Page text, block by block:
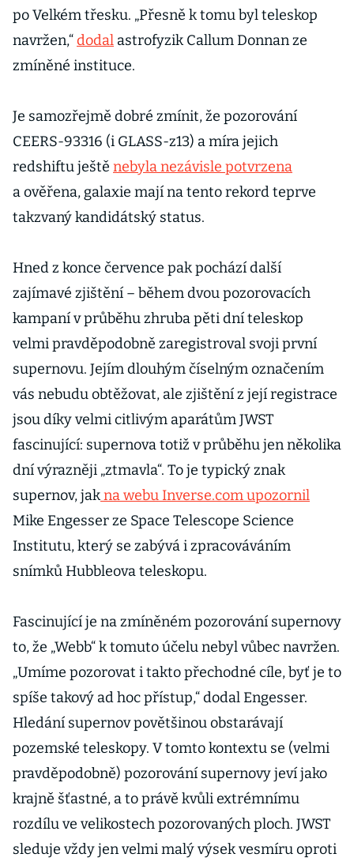
po Velkém třesku. „Přesně k tomu byl teleskop
navržen,“dodal astrofyzik Callum Donnan ze
zmíněné instituce.
Je samozřejmě dobré zmínit, že pozorování
CEERS-93316 (i GLASS-z13) a míra jejich
redshiftu ještě nebyla nezávisle potvrzena
a ověřena, galaxie mají na tento rekord teprve
takzvaný kandidátský status.
Hned z konce července pak pochází další
zajímavé zjištění – během dvou pozorovacích
kampaní v průběhu zhruba pěti dní teleskop
velmi pravděpodobně zaregistroval svoji první
supernovu. Jejím dlouhým číselným označením
vás nebudu obtěžovat, ale zjištění z její registrace
jsou díky velmi citlivým aparátům JWST
fascinující: supernova totiž v průběhu jen několika
dní výrazněji „ztmavla“. To je typický znak
supernov, jakna webu Inverse.com upozornil
Mike Engesser ze Space Telescope Science
Institutu, který se zabývá i zpracováváním
snímků Hubbleova teleskopu.
Fascinující je na zmíněném pozorování supernovy
to, že „Webb“ k tomuto účelu nebyl vůbec navržen.
„Umíme pozorovat i takto přechodné cíle, byť je to
spíše takový ad hoc přístup,“ dodal Engesser.
Hledání supernov povětšinou obstarávají
pozemské teleskopy. V tomto kontextu se (velmi
pravděpodobně) pozorování supernovy jeví jako
krajně šťastné, a to právě kvůli extrémnímu
rozdílu ve velikostech pozorovaných ploch. JWST
sleduje vždy jen velmi malý výsek vesmíru oproti